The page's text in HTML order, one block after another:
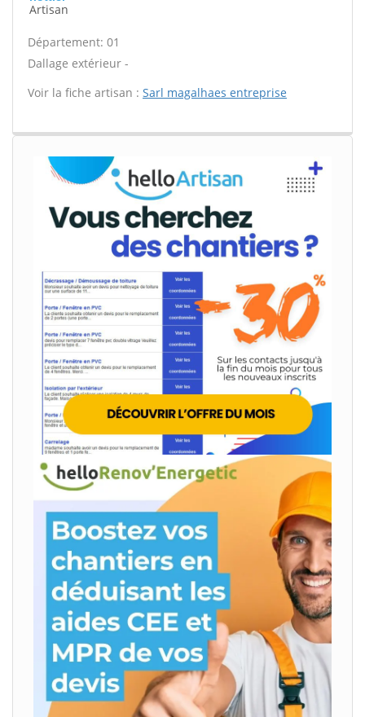
Artisan
Département: 01
Dallage extérieur -
Voir la fiche artisan : Sarl magalhaes entreprise